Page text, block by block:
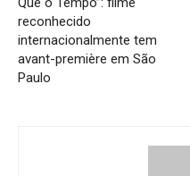
reconhecido
internacionalmente tem
avant-première em São
Paulo